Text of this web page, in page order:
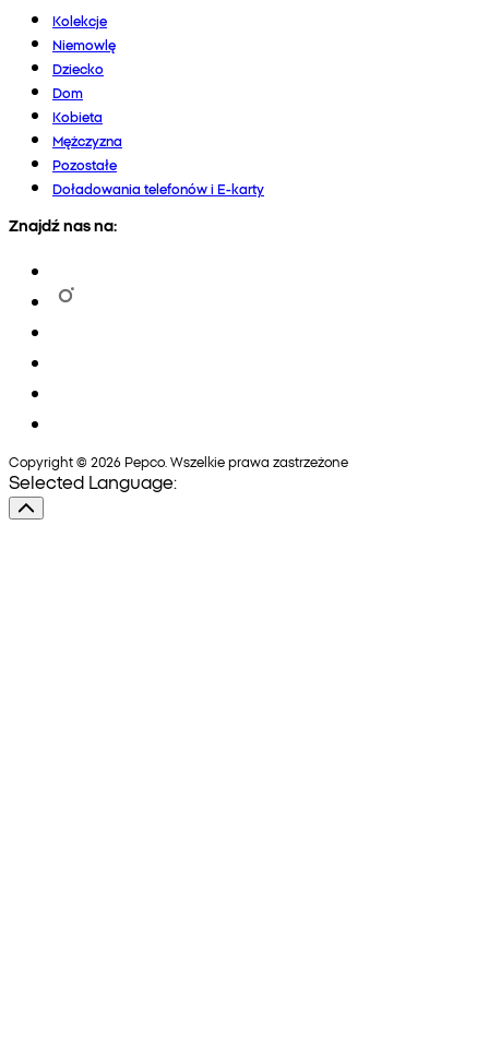
Kolekcje
Niemowlę
Dziecko
Dom
Kobieta
Mężczyzna
Pozostałe
Doładowania telefonów i E-karty
Znajdź nas na:
Copyright © 2026 Pepco. Wszelkie prawa zastrzeżone
Selected Language: